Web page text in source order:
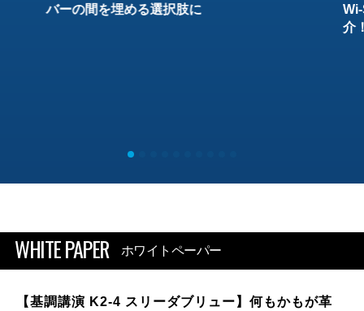
バーの間を埋める選択肢に
介
WHITE PAPER ホワイトペーパー
【基調講演 K2-4 スリーダブリュー】何もかもが革